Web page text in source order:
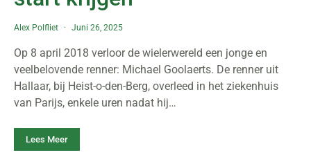
Alex Polfliet Juni 26, 2025
Op 8 april 2018 verloor de wielerwereld een jonge en
veelbelovende renner: Michael Goolaerts. De renner uit
Hallaar, bij Heist-o-den-Berg, overleed in het ziekenhuis
van Parijs, enkele uren nadat hij…
Lees Meer